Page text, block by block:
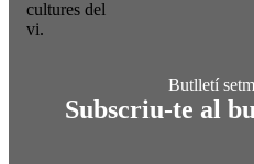
cultures del
vi.
Subscriu-te al